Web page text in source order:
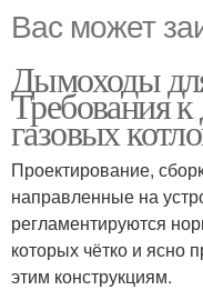
Вас может
Дымоходы
Требования
газовых
Проектирование,
направленные на
регламентируются
которых чётко и ясно
этим конструкциям.